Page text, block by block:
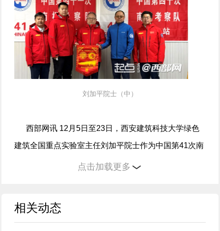
刘加平院士（中）
西部网讯 12月5日至23日，西安建筑科技大学绿色
建筑全国重点实验室主任刘加平院士作为中国第41次南
极科学考察队成员，圆满完成在南极大陆为期2周的考
考察期间，刘加平院士深入调研了中山站、俄罗斯
点击加载更多
相关动态